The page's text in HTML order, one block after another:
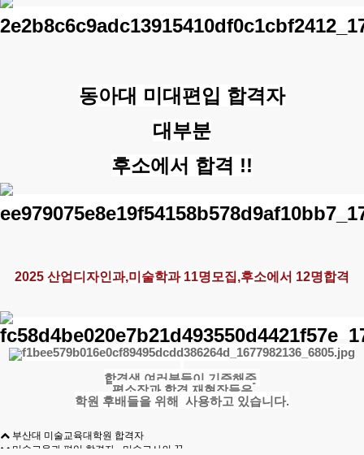
동아대 미대편입 합격자
대부분
후소에서 합격 !!
2025 산업디자인과,미술학과 11명모집,후소에서 12명합격
합격생 여러분들이 기증해준
평소작과 합격 재현작들은
학원 후배들을 위해 사용하고 있습니다.
부산대 미술교육대학원 합격자
미술교육과 편입 합격자 - 미술교사의 꿈